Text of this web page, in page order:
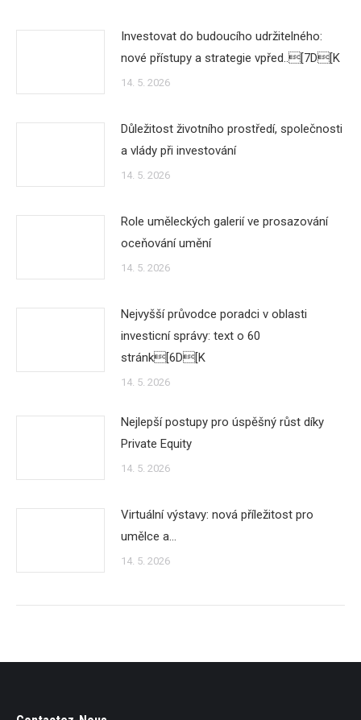
Investovat do budoucího udržitelného:
nové přístupy a strategie vpřed..[7D[K
14. 5. 2026
Důležitost životního prostředí, společnosti
a vlády při investování
14. 5. 2026
Role uměleckých galerií ve prosazování
oceňování umění
14. 5. 2026
Nejvyšší průvodce poradci v oblasti
investicní správy: text o 60
stránk[6D[K
14. 5. 2026
Nejlepší postupy pro úspěšný růst díky
Private Equity
14. 5. 2026
Virtuální výstavy: nová příležitost pro
umělce a…
14. 5. 2026